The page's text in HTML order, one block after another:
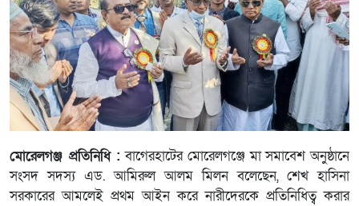
মোরেলগঞ্জ প্রতিনিধি : বাগেরহাটের মোরেলগঞ্জে মা সমাবেশ অনুষ্ঠানে
সংসদ সদস্য এড. আমিরুল আলম মিলন বলেছেন, শেখ হাসিনা
সরকারের আমলেই প্রথম আইন করে নারীদেরকে প্রতিনিধিত্ব করার